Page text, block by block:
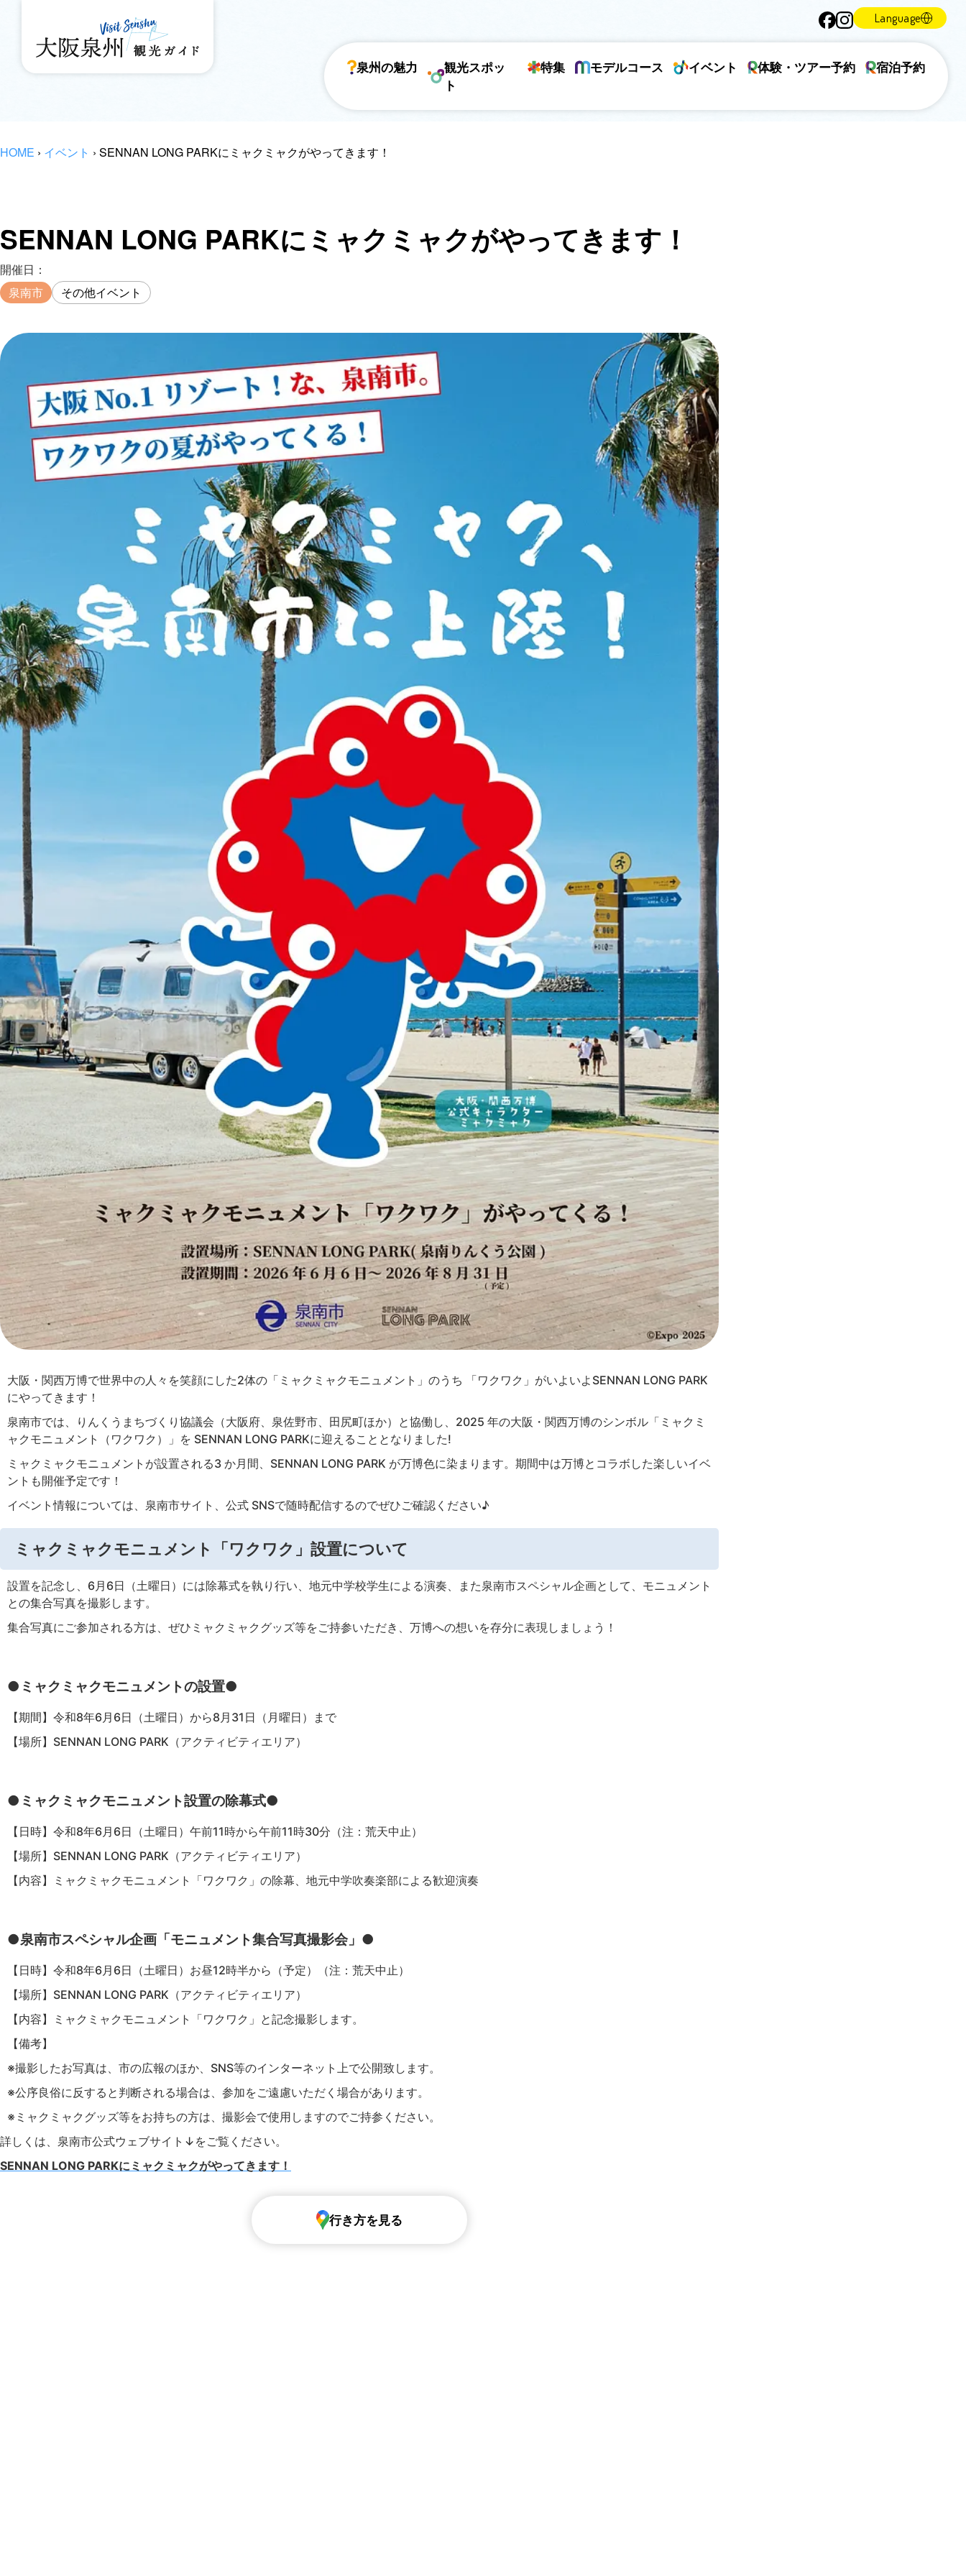
Language
泉州の魅力
観光スポッ
ト
特集 モデルコース イベント 体験・ツアー予約 宿泊予約
HOME › イベント › SENNAN LONG PARKにミャクミャクがやってきます！
SENNAN LONG PARKにミャクミャクがやってきます！
開催日：
泉南市
その他イベント
大阪・関西万博で世界中の人々を笑顔にした2体の「ミャクミャクモニュメント」のうち 「ワクワク」がいよいよSENNAN LONG PARK
にやってきます！
泉南市では、りんくうまちづくり協議会（大阪府、泉佐野市、田尻町ほか）と協働し、2025 年の大阪・関西万博のシンボル「ミャクミ
ャクモニュメント（ワクワク）」を SENNAN LONG PARKに迎えることとなりました!
ミャクミャクモニュメントが設置される3 か月間、SENNAN LONG PARK が万博色に染まります。期間中は万博とコラボした楽しいイベ
ントも開催予定です！
イベント情報については、泉南市サイト、公式 SNSで随時配信するのでぜひご確認ください♪
ミャクミャクモニュメント「ワクワク」設置について
設置を記念し、6月6日（土曜日）には除幕式を執り行い、地元中学校学生による演奏、また泉南市スペシャル企画として、モニュメント
との集合写真を撮影します。
集合写真にご参加される方は、ぜひミャクミャクグッズ等をご持参いただき、万博への想いを存分に表現しましょう！
●ミャクミャクモニュメントの設置●
【期間】令和8年6月6日（土曜日）から8月31日（月曜日）まで
【場所】SENNAN LONG PARK（アクティビティエリア）
●ミャクミャクモニュメント設置の除幕式●
【日時】令和8年6月6日（土曜日）午前11時から午前11時30分（注：荒天中止）
【場所】SENNAN LONG PARK（アクティビティエリア）
【内容】ミャクミャクモニュメント「ワクワク」の除幕、地元中学吹奏楽部による歓迎演奏
●泉南市スペシャル企画「モニュメント集合写真撮影会」●
【日時】令和8年6月6日（土曜日）お昼12時半から（予定）（注：荒天中止）
【場所】SENNAN LONG PARK（アクティビティエリア）
【内容】ミャクミャクモニュメント「ワクワク」と記念撮影します。
【備考】
※撮影したお写真は、市の広報のほか、SNS等のインターネット上で公開致します。
※公序良俗に反すると判断される場合は、参加をご遠慮いただく場合があります。
※ミャクミャクグッズ等をお持ちの方は、撮影会で使用しますのでご持参ください。
詳しくは、泉南市公式ウェブサイト↓をご覧ください。
SENNAN LONG PARKにミャクミャクがやってきます！
行き方を見る